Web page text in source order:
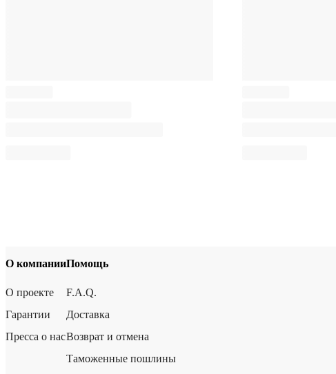
О компании
О проекте
Гарантии
Пресса о нас
Помощь
F.A.Q.
Доставка
Возврат и отмена
Таможенные пошлины